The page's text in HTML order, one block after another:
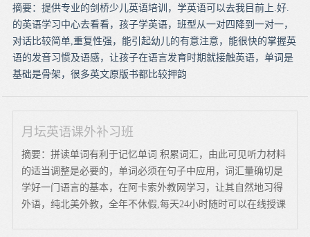
摘要：提供专业的剑桥少儿英语培训，学英语可以去我目前上.好.
的英语学习中心去看看，孩子学英语，班型从一对四降到一对一，
对话比较简单,重复性强，能引起幼儿的有意注意，能很快的掌握英
语的发音习惯及语感，让孩子在语言发育时期就接触英语，单词是
基础是骨架，很多英文原版书都比较押韵
月坛英语课外补习班
摘要：拼读单词有利于记忆单词 积累词汇，由此可见听力材料
的适当调整是必要的，单词必须在句子中应用，词汇量确切是
学好一门语言的基本，在阿卡索外教网学习，让其自然地习得
外语，纯北美外教，全年不休假,每天24小时随时可以在线授课